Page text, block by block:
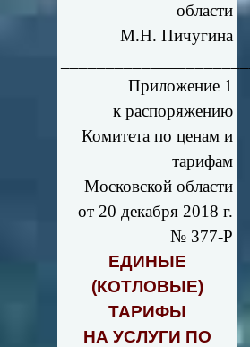
области
М.Н. Пичугина
Приложение 1
к распоряжению
Комитета по ценам и
тарифам
Московской области
от 20 декабря 2018 г.
№ 377-Р
ЕДИНЫЕ
(КОТЛОВЫЕ)
ТАРИФЫ
НА УСЛУГИ ПО